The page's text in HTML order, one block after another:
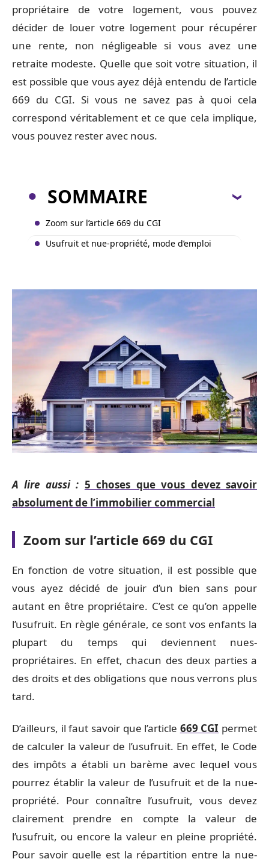
propriétaire de votre logement, vous pouvez
décider de louer votre logement pour récupérer
une rente, non négligeable si vous avez une
retraite modeste. Quelle que soit votre situation, il
est possible que vous ayez déjà entendu de l’article
669 du CGI. Si vous ne savez pas à quoi cela
correspond véritablement et ce que cela implique,
vous pouvez rester avec nous.
SOMMAIRE
Zoom sur l’article 669 du CGI
Usufruit et nue-propriété, mode d’emploi
A lire aussi : 5 choses que vous devez savoir
absolument de l’immobilier commercial
Zoom sur l’article 669 du CGI
En fonction de votre situation, il est possible que
vous ayez décidé de jouir d’un bien sans pour
autant en être propriétaire. C’est ce qu’on appelle
l’usufruit. En règle générale, ce sont vos enfants la
plupart du temps qui deviennent nues-
propriétaires. En effet, chacun des deux parties a
des droits et des obligations que nous verrons plus
tard.
D’ailleurs, il faut savoir que l’article 669 CGI permet
de calculer la valeur de l’usufruit. En effet, le Code
des impôts a établi un barème avec lequel vous
pourrez établir la valeur de l’usufruit et de la nue-
propriété. Pour connaître l’usufruit, vous devez
clairement prendre en compte la valeur de
l’usufruit, ou encore la valeur en pleine propriété.
Pour savoir quelle est la répartition entre la nue-